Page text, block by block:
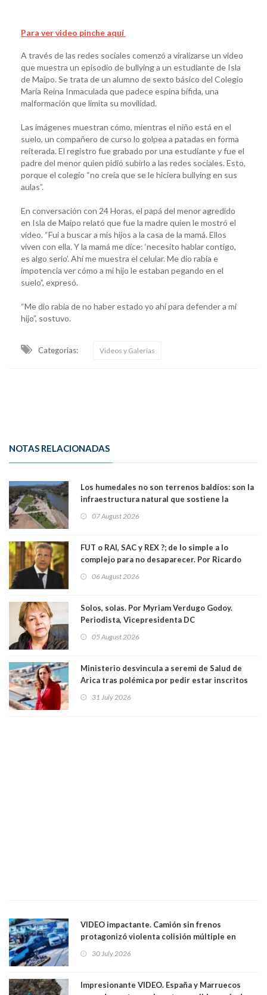
Para ver video pinche aquí
A través de las redes sociales comenzó a viralizarse un video
que muestra un episodio de bullying a un estudiante de Isla
de Maipo. Se trata de un alumno de sexto básico del Colegio
María Reina Inmaculada que padece espina bífida, una
malformación que limita su movilidad.
Las imágenes muestran cómo, mientras el niño está en el
suelo, un compañero de curso lo golpea a patadas en forma
reiterada. El registro fue grabado por una estudiante y fue el
padre del menor quien pidió subirlo a las redes sociales. Esto,
porque el colegio “no creía que se le hiciera bullying en sus
aulas”.
En conversación con 24 Horas, el papá del menor agredido
en Isla de Maipo relató que fue la madre quien le mostró el
video. “Fui a buscar a mis hijos a la casa de la mamá. Ellos
viven con ella. Y la mamá me dice: ‘necesito hablar contigo,
es algo serio’. Ahí me muestra el celular. Me dio rabia e
impotencia ver cómo a mi hijo le estaban pegando en el
suelo”, expresó.
“Me dio rabia de no haber estado yo ahí para defender a mi
hijo”, sostuvo.
Categorias: Videos y Galerías
NOTAS RELACIONADAS
Los humedales no son terrenos baldíos: son la
infraestructura natural que sostiene la
07 August 2026
FUT o RAI, SAC y REX ?; de lo simple a lo
complejo para no desaparecer. Por Ricardo
06 August 2026
Solos, solas. Por Myriam Verdugo Godoy.
Periodista, Vicepresidenta DC
05 August 2026
Ministerio desvincula a seremi de Salud de
Arica tras polémica por pedir estar inscritos
Ya son 29 seremis despedidos desde el 11 de
31 July 2026
VIDEO impactante. Camión sin frenos
protagonizó violenta colisión múltiple en
30 July 2026
Impresionante VIDEO. España y Marruecos